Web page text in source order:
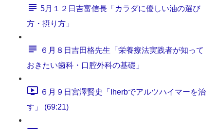
5月１２日吉富信長「カラダに優しい油の選び
方・摂り方」
６月８日吉田格先生「栄養療法実践者が知って
おきたい歯科・口腔外科の基礎」
６月９日宮澤賢史「Iherbでアルツハイマーを治
す」 (69:21)